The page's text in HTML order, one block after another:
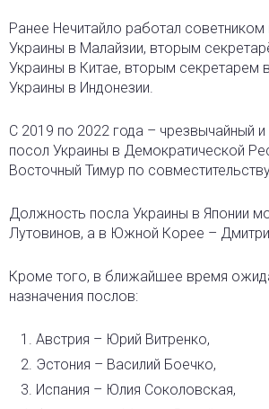
Ранее Нечитайло работал
Украины в Малайзии, вторым
Украины в Китае, вторым секретарем
Украины в Индонезии.
С 2019 по 2022 года – чрезвычайный
посол Украины в Демократической
Восточный Тимур по
Должность посла Украины в Японии
Лутовинов, а в Южной Корее –
Кроме того, в ближайшее время
назначения послов:
Австрия – Юрий Витренко,
Эстония – Василий Боечко,
Испания – Юлия Соколовская,